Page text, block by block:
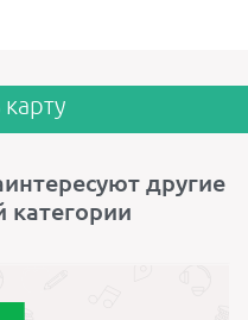
другие
категории